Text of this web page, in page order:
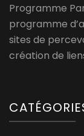
Programme
programme
sites de
création de